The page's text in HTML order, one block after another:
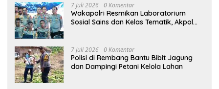
7 Juli 2026 0 Komentar
Wakapolri Resmikan Laboratorium
Sosial Sains dan Kelas Tematik, Akpol
7 Juli 2026 0 Komentar
Polisi di Rembang Bantu Bibit Jagung
dan Dampingi Petani Kelola Lahan